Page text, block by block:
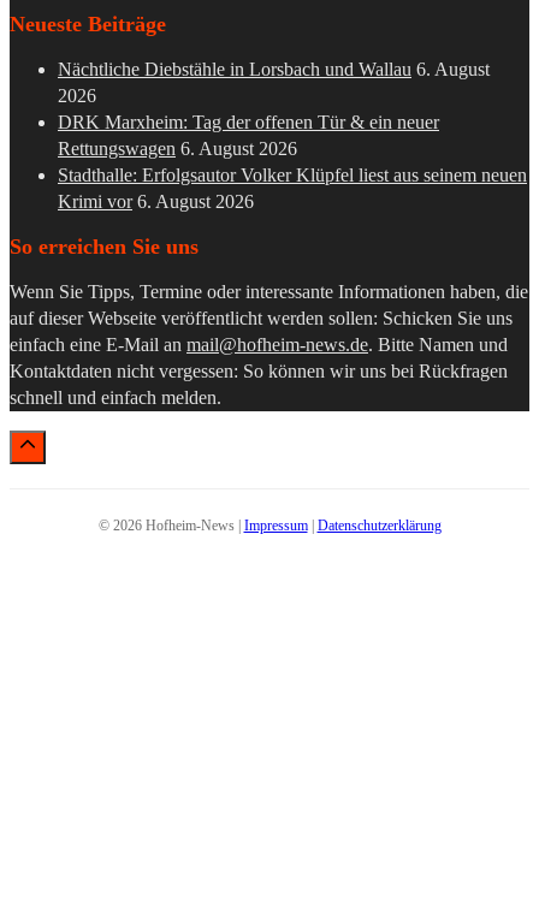
Neueste Beiträge
Nächtliche Diebstähle in Lorsbach und Wallau 6. August
2026
DRK Marxheim: Tag der offenen Tür & ein neuer
Rettungswagen 6. August 2026
Stadthalle: Erfolgsautor Volker Klüpfel liest aus seinem neuen
Krimi vor 6. August 2026
So erreichen Sie uns
Wenn Sie Tipps, Termine oder interessante Informationen haben, die
auf dieser Webseite veröffentlicht werden sollen: Schicken Sie uns
einfach eine E-Mail an mail@hofheim-news.de. Bitte Namen und
Kontaktdaten nicht vergessen: So können wir uns bei Rückfragen
schnell und einfach melden.
© 2026 Hofheim-News | Impressum| Datenschutzerklärung